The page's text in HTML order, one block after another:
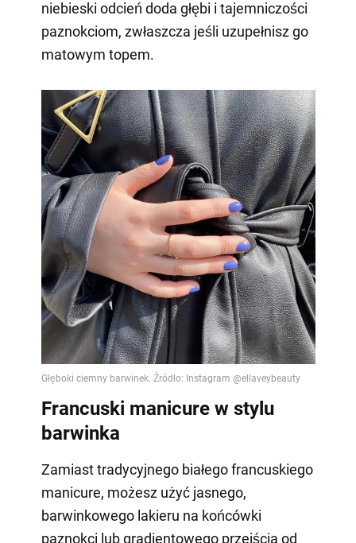
niebieski odcień doda głębi i tajemniczości
paznokciom, zwłaszcza jeśli uzupełnisz go
matowym topem.
Francuski manicure w stylu
barwinka
Zamiast tradycyjnego białego francuskiego
manicure, możesz użyć jasnego,
barwinkowego lakieru na końcówki
paznokci lub gradientowego przejścia od